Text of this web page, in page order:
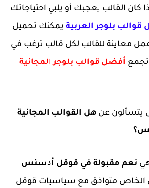
كان القالب يعجبك أو يلبي احتياجاتك
قوالب بلوجر العربية يمكنك تحميل
معاينة للقالب لكل قالب ترغب في
تجمع أفضل قوالب بلوجر المجانية
يتسألون عن هل القوالب المجانية
هي نعم مقبولة في قوقل أدسنس
الخاص متوافق مع سياسيات قوقل